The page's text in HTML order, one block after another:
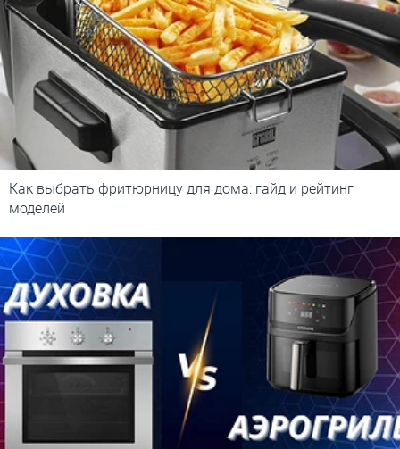
Как выбрать фритюрницу для дома: гайд и рейтинг
моделей